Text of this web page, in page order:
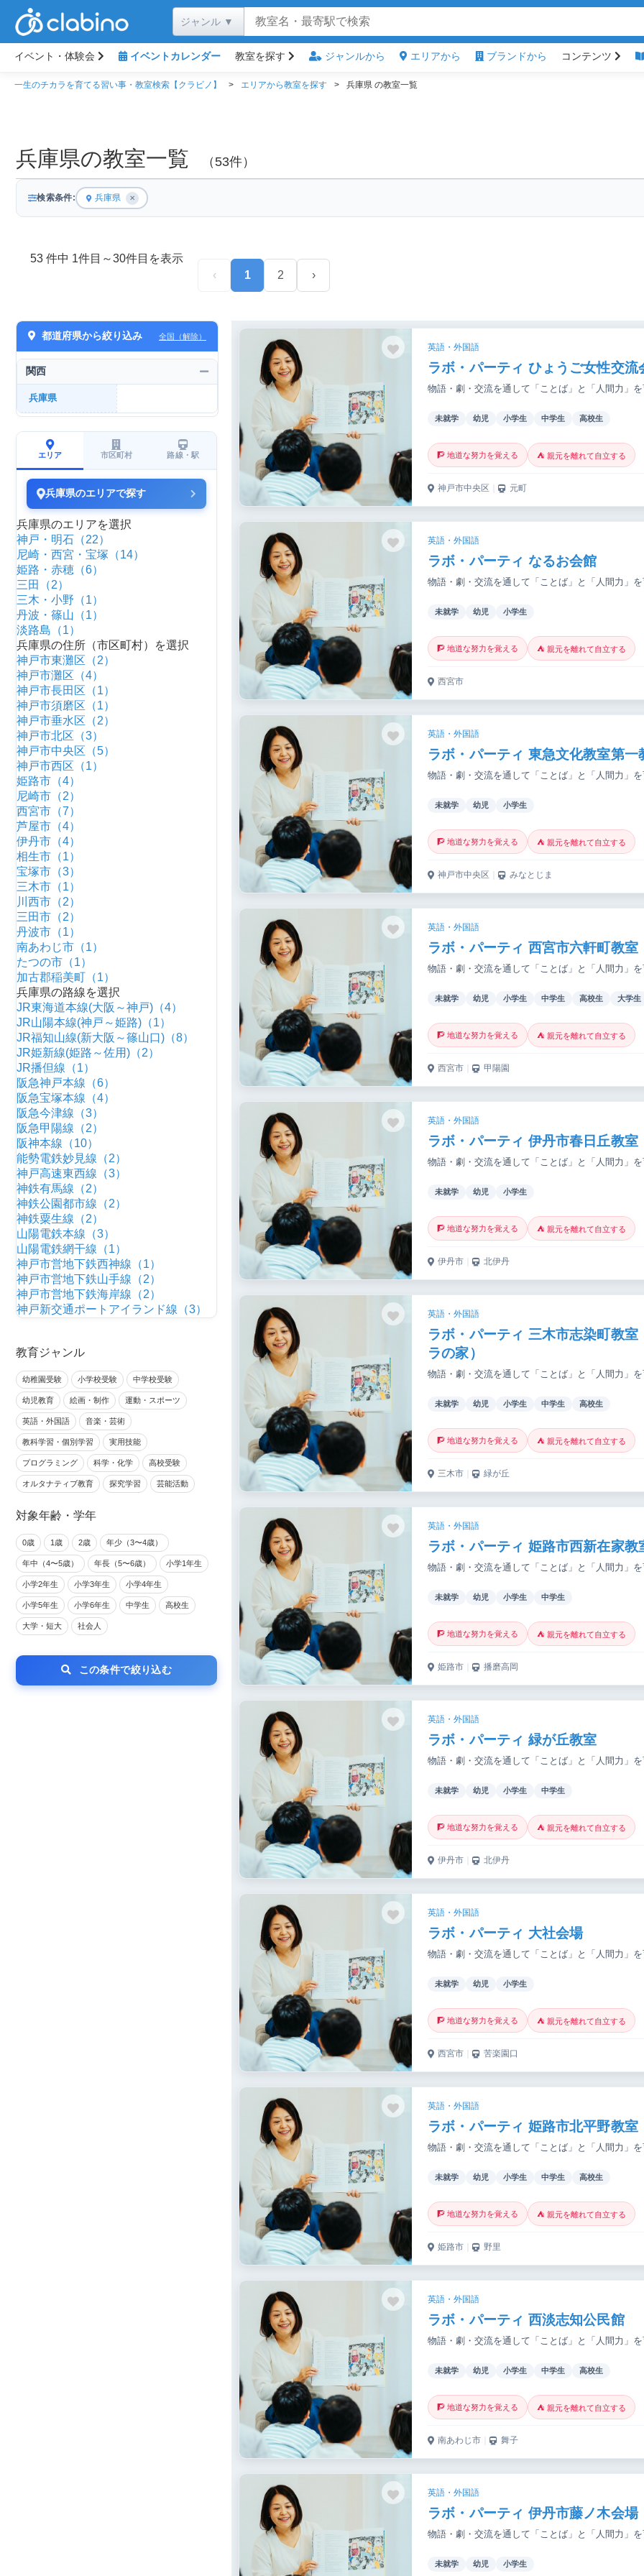
イベント・体験会 イベントカレンダー 教室を探す ジャンルから エリアから ブランドから コンテンツ
一生のチカラを育てる習い事・教室検索【クラビノ】 エリアから教室を探す 兵庫県 の教室一覧
兵庫県の教室一覧 （53件）
検索条件: 兵庫県 ✕
53 件中 1件目～30件目を表示
‹
1 2 ›
都道府県から絞り込み 全国（解除）
関西
兵庫県
エリア 市区町村 路線・駅
兵庫県のエリアで探す
兵庫県のエリアを選択
神戸・明石（22）
尼崎・西宮・宝塚（14）
姫路・赤穂（6）
三田（2）
三木・小野（1）
丹波・篠山（1）
淡路島（1）
兵庫県の住所（市区町村）を選択
神戸市東灘区（2）
神戸市灘区（4）
神戸市長田区（1）
神戸市須磨区（1）
神戸市垂水区（2）
神戸市北区（3）
神戸市中央区（5）
神戸市西区（1）
姫路市（4）
尼崎市（2）
西宮市（7）
芦屋市（4）
伊丹市（4）
相生市（1）
宝塚市（3）
三木市（1）
川西市（2）
三田市（2）
丹波市（1）
南あわじ市（1）
たつの市（1）
加古郡稲美町（1）
兵庫県の路線を選択
JR東海道本線(大阪～神戸)（4）
JR山陽本線(神戸～姫路)（1）
JR福知山線(新大阪～篠山口)（8）
JR姫新線(姫路～佐用)（2）
JR播但線（1）
阪急神戸本線（6）
阪急宝塚本線（4）
阪急今津線（3）
阪急甲陽線（2）
阪神本線（10）
能勢電鉄妙見線（2）
神戸高速東西線（3）
神鉄有馬線（2）
神鉄公園都市線（2）
神鉄粟生線（2）
山陽電鉄本線（3）
山陽電鉄網干線（1）
神戸市営地下鉄西神線（1）
神戸市営地下鉄山手線（2）
神戸市営地下鉄海岸線（2）
神戸新交通ポートアイランド線（3）
教育ジャンル
幼稚園受験 小学校受験 中学校受験
幼児教育 絵画・制作 運動・スポーツ
英語・外国語 音楽・芸術
教科学習・個別学習 実用技能
プログラミング 科学・化学 高校受験
オルタナティブ教育 探究学習 芸能活動
対象年齢・学年
0歳 1歳 2歳 年少（3〜4歳）
年中（4〜5歳） 年長（5〜6歳） 小学1年生
小学2年生 小学3年生 小学4年生
小学5年生 小学6年生 中学生 高校生
大学・短大 社会人
この条件で絞り込む
英語・外国語
ラボ・パーティ ひょうご女性交流
物語・劇・交流を通して「ことば」と「人間力」
未就学 幼児 小学生 中学生 高校生
🧗 地道な努力を覚える ⛺ 親元を離れて自立する
神戸市中央区 元町
英語・外国語
ラボ・パーティ なるお会館
物語・劇・交流を通して「ことば」と「人間力」
未就学 幼児 小学生
🧗 地道な努力を覚える ⛺ 親元を離れて自立する
西宮市
英語・外国語
ラボ・パーティ 東急文化教室第一
物語・劇・交流を通して「ことば」と「人間力」
未就学 幼児 小学生
🧗 地道な努力を覚える ⛺ 親元を離れて自立する
神戸市中央区 みなとじま
英語・外国語
ラボ・パーティ 西宮市六軒町教室
物語・劇・交流を通して「ことば」と「人間力」
未就学 幼児 小学生 中学生 高校生 大学生
🧗 地道な努力を覚える ⛺ 親元を離れて自立する
西宮市 甲陽園
英語・外国語
ラボ・パーティ 伊丹市春日丘教室
物語・劇・交流を通して「ことば」と「人間力」
未就学 幼児 小学生
🧗 地道な努力を覚える ⛺ 親元を離れて自立する
伊丹市 北伊丹
英語・外国語
ラボ・パーティ 三木市志染町教室
ラの家）
物語・劇・交流を通して「ことば」と「人間力」
未就学 幼児 小学生 中学生 高校生
🧗 地道な努力を覚える ⛺ 親元を離れて自立する
三木市 緑が丘
英語・外国語
ラボ・パーティ 姫路市西新在家教
物語・劇・交流を通して「ことば」と「人間力」
未就学 幼児 小学生 中学生
🧗 地道な努力を覚える ⛺ 親元を離れて自立する
姫路市 播磨高岡
英語・外国語
ラボ・パーティ 緑が丘教室
物語・劇・交流を通して「ことば」と「人間力」
未就学 幼児 小学生 中学生
🧗 地道な努力を覚える ⛺ 親元を離れて自立する
伊丹市 北伊丹
英語・外国語
ラボ・パーティ 大社会場
物語・劇・交流を通して「ことば」と「人間力」
未就学 幼児 小学生
🧗 地道な努力を覚える ⛺ 親元を離れて自立する
西宮市 苦楽園口
英語・外国語
ラボ・パーティ 姫路市北平野教室
物語・劇・交流を通して「ことば」と「人間力」
未就学 幼児 小学生 中学生 高校生
🧗 地道な努力を覚える ⛺ 親元を離れて自立する
姫路市 野里
英語・外国語
ラボ・パーティ 西淡志知公民館
物語・劇・交流を通して「ことば」と「人間力」
未就学 幼児 小学生 中学生 高校生
🧗 地道な努力を覚える ⛺ 親元を離れて自立する
南あわじ市 舞子
英語・外国語
ラボ・パーティ 伊丹市藤ノ木会場
物語・劇・交流を通して「ことば」と「人間力」
未就学 幼児 小学生